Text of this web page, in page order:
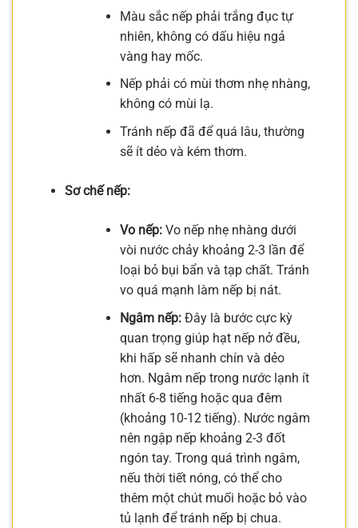
Màu sắc nếp phải trắng đục tự
nhiên, không có dấu hiệu ngả
vàng hay mốc.
Nếp phải có mùi thơm nhẹ nhàng,
không có mùi lạ.
Tránh nếp đã để quá lâu, thường
sẽ ít dẻo và kém thơm.
Sơ chế nếp:
Vo nếp:Vo nếp nhẹ nhàng dưới
vòi nước chảy khoảng 2-3 lần để
loại bỏ bụi bẩn và tạp chất. Tránh
vo quá mạnh làm nếp bị nát.
Ngâm nếp:Đây là bước cực kỳ
quan trọng giúp hạt nếp nở đều,
khi hấp sẽ nhanh chín và dẻo
hơn. Ngâm nếp trong nước lạnh ít
nhất 6-8 tiếng hoặc qua đêm
(khoảng 10-12 tiếng). Nước ngâm
nên ngập nếp khoảng 2-3 đốt
ngón tay. Trong quá trình ngâm,
nếu thời tiết nóng, có thể cho
thêm một chút muối hoặc bỏ vào
tủ lạnh để tránh nếp bị chua.